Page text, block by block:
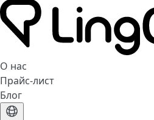
О нас
Прайс-лист
Блог